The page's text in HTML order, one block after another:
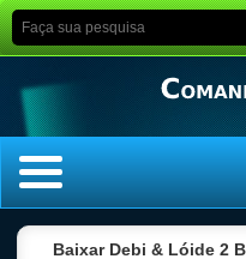
Baixar Debi & Lóide 2